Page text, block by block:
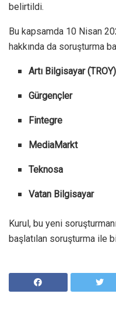
belirtildi.
Bu kapsamda 10 Nisan
hakkında da soruşturma
Artı Bilgisayar (TROY)
Gürgençler
Fintegre
MediaMarkt
Teknosa
Vatan Bilgisayar
Kurul, bu yeni
başlatılan soruşturma ile